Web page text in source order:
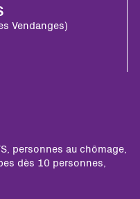
Vendanges)
personnes au chômage,
dès 10 personnes,